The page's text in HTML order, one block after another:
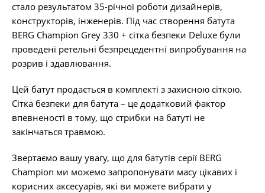
стало результатом 35-річної роботи дизайнерів,
конструкторів, інженерів. Під час створення батута
BERG Champion Grey 330 + сітка безпеки Deluxe були
проведені ретельні безпрецедентні випробування на
розрив і здавлювання.
Цей батут продається в комплекті з захисною сіткою.
Сітка безпеки для батута – це додатковий фактор
впевненості в тому, що стрибки на батуті не
закінчаться травмою.
Звертаємо вашу увагу, що для батутів серії BERG
Champion ми можемо запропонувати масу цікавих і
корисних аксесуарів, які ви можете вибрати у